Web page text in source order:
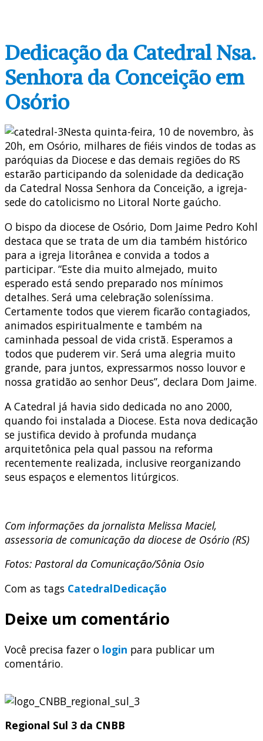
Dedicação da Catedral Nsa.
Senhora da Conceição em
Osório
Nesta quinta-feira, 10 de novembro, às
20h, em Osório, milhares de fiéis vindos de todas as
paróquias da Diocese e das demais regiões do RS
estarão participando da solenidade da dedicação
da Catedral Nossa Senhora da Conceição, a igreja-
sede do catolicismo no Litoral Norte gaúcho.
O bispo da diocese de Osório, Dom Jaime Pedro Kohl
destaca que se trata de um dia também histórico
para a igreja litorânea e convida a todos a
participar. “Este dia muito almejado, muito
esperado está sendo preparado nos mínimos
detalhes. Será uma celebração soleníssima.
Certamente todos que vierem ficarão contagiados,
animados espiritualmente e também na
caminhada pessoal de vida cristã. Esperamos a
todos que puderem vir. Será uma alegria muito
grande, para juntos, expressarmos nosso louvor e
nossa gratidão ao senhor Deus”, declara Dom Jaime.
A Catedral já havia sido dedicada no ano 2000,
quando foi instalada a Diocese. Esta nova dedicação
se justifica devido à profunda mudança
arquitetônica pela qual passou na reforma
recentemente realizada, inclusive reorganizando
seus espaços e elementos litúrgicos.
Com informações da jornalista Melissa Maciel,
assessoria de comunicação da diocese de Osório (RS)
Fotos: Pastoral da Comunicação/Sônia Osio
Com as tags CatedralDedicação
Deixe um comentário
Você precisa fazer o login para publicar um
comentário.
Regional Sul 3 da CNBB